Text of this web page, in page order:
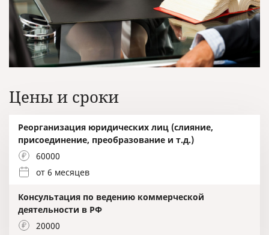
Цены и сроки
Реорганизация юридических лиц (слияние,
присоединение, преобразование и т.д.)
60000
от 6 месяцев
Консультация по ведению коммерческой
деятельности в РФ
20000